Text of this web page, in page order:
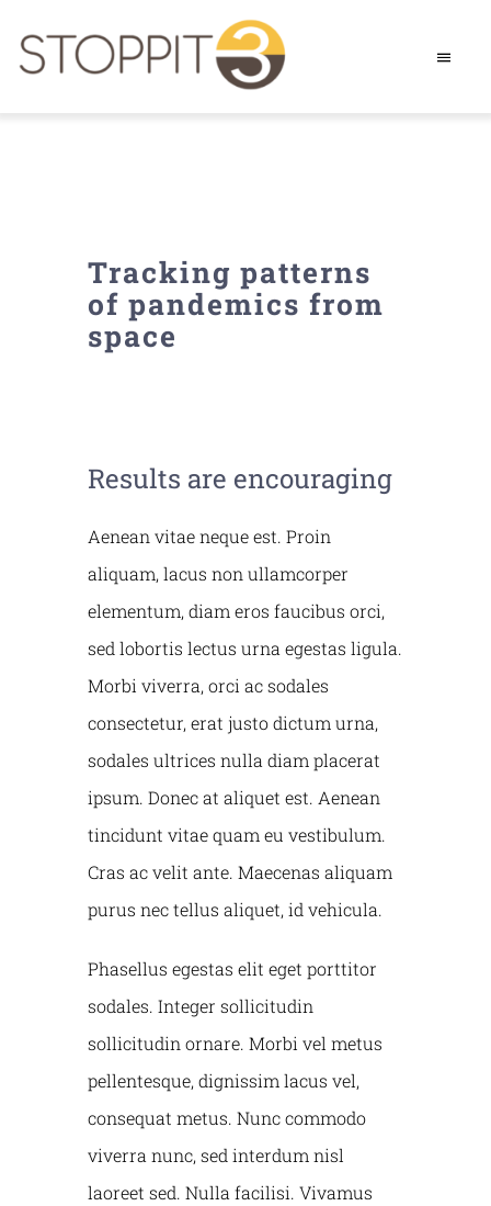
Toggle
Information for Sites
Information for Participants
Other Research
News
Contact Us
Tracking patterns
of pandemics from
space
Results are encouraging
Aenean vitae neque est. Proin
aliquam, lacus non ullamcorper
elementum, diam eros faucibus orci,
sed lobortis lectus urna egestas ligula.
Morbi viverra, orci ac sodales
consectetur, erat justo dictum urna,
sodales ultrices nulla diam placerat
ipsum. Donec at aliquet est. Aenean
tincidunt vitae quam eu vestibulum.
Cras ac velit ante. Maecenas aliquam
purus nec tellus aliquet, id vehicula.
Phasellus egestas elit eget porttitor
sodales. Integer sollicitudin
sollicitudin ornare. Morbi vel metus
pellentesque, dignissim lacus vel,
consequat metus. Nunc commodo
viverra nunc, sed interdum nisl
laoreet sed. Nulla facilisi. Vivamus